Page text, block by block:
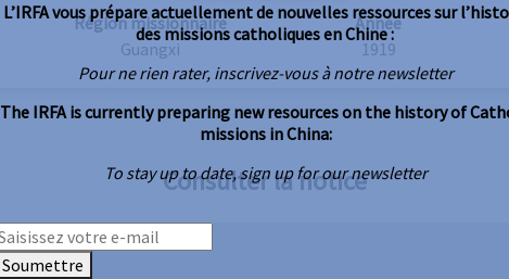
Région missionnaire
Guangxi
Année
1919
Consulter la notice
L’IRFA vous prépare actuellement de nouvelles ressources sur
des missions catholiques en Chine :
Pour ne rien rater, inscrivez-vous à notre newsletter
The IRFA is currently preparing new resources on the history of
missions in China:
To stay up to date, sign up for our newsletter
Soumettre